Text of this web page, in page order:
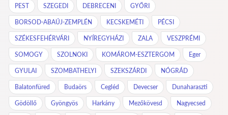
PEST SZEGEDI DEBRECENI GYŐRI
BORSOD-ABAÚJ-ZEMPLÉN KECSKEMÉTI PÉCSI
SZÉKESFEHÉRVÁRI NYÍREGYHÁZI ZALA VESZPRÉMI
SOMOGY SZOLNOKI KOMÁROM-ESZTERGOM Eger
GYULAI SZOMBATHELYI SZEKSZÁRDI NÓGRÁD
Balatonfüred Budaörs Cegléd Devecser Dunaharaszti
Gödöllő Gyöngyös Harkány Mezőkövesd Nagyecsed